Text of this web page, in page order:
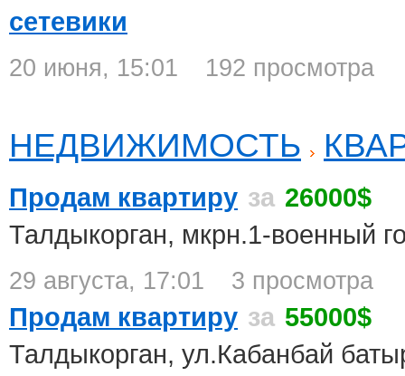
сетевики
20 июня, 15:01 192 просмотра
НЕДВИЖИМОСТЬ
Продам квартиру за 26000$
Талдыкорган, мкрн.1-военный
29 августа, 17:01 3 просмотра
Продам квартиру за 55000$
Талдыкорган, ул.Кабанбай